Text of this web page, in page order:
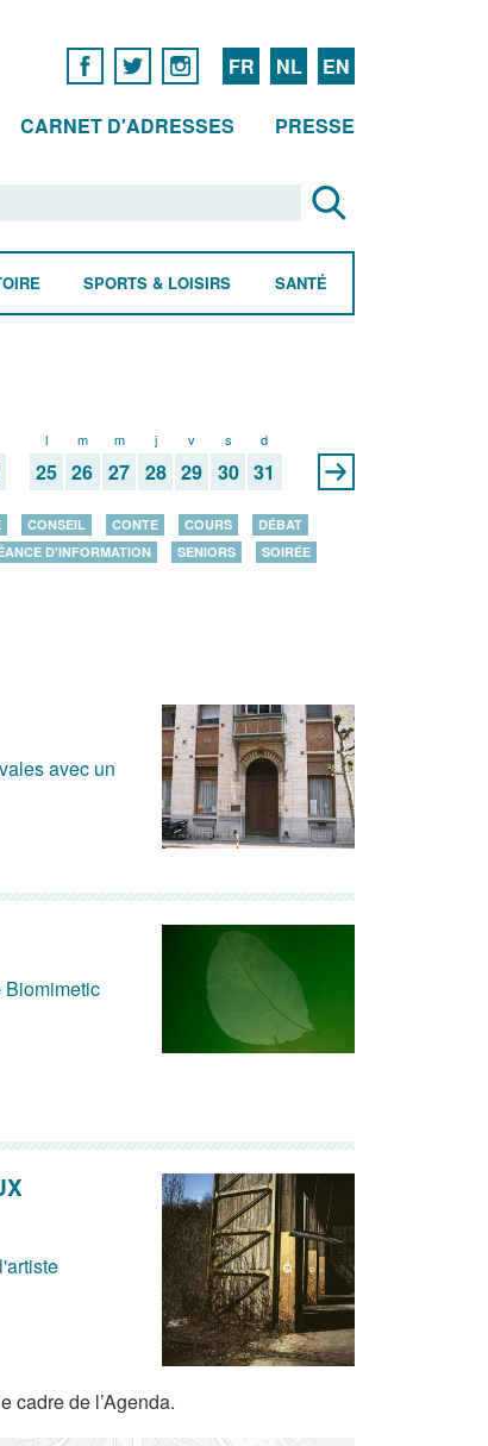
FR NL EN
CARNET D'ADRESSES PRESSE
SPORTS & LOISIRS SANTÉ
l
25
m
26
m
27
j
28
v
29
s
30
d
31
CONSEIL CONTE COURS
DÉBAT
D'INFORMATION SENIORS
SOIRÉE
avec un
Biomimetic
cadre de l’Agenda.